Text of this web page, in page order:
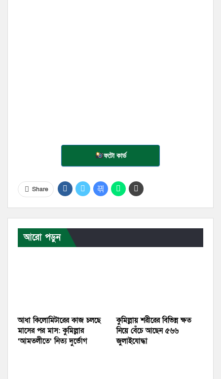
ফটো কার্ড
Share
আরো পড়ুন
আধা কিলোমিটারের কাজ চলছে
মাসের পর মাস: কুমিল্লার
‘আমতলীতে’ নিত্য দুর্ভোগ
কুমিল্লায় শরীরের বিভিন্ন ক্ষত
নিয়ে বেঁচে আছেন ৫৬৬
জুলাইযোদ্ধা